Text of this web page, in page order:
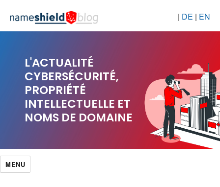
| DE | EN
L'ACTUALITÉ
CYBERSÉCURITÉ,
PROPRIÉTÉ
INTELLECTUELLE ET
NOMS DE DOMAINE
MENU